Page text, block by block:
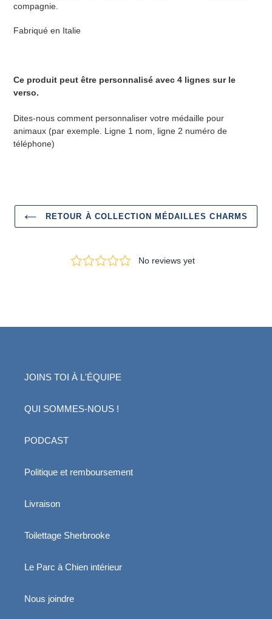
compagnie.
Fabriqué en Italie
Ce produit peut être personnalisé avec 4 lignes sur le
verso.
Dites-nous comment personnaliser votre médaille pour
animaux (par exemple. Ligne 1 nom, ligne 2 numéro de
téléphone)
RETOUR À COLLECTION MÉDAILLES CHARMS
JOINS TOI À L'ÉQUIPE
QUI SOMMES-NOUS !
PODCAST
Politique et remboursement
Livraison
Toilettage Sherbrooke
Le Parc à Chien intérieur
Nous joindre